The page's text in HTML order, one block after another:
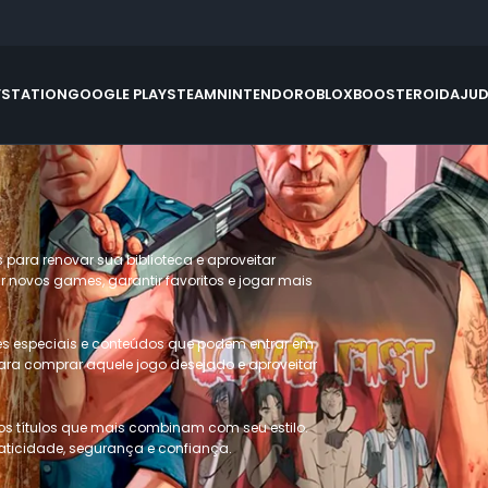
GOOGLE PLAYSTEAMNINTENDOROBLOXBOOSTEROID
para renovar sua biblioteca e aproveitar
novos games, garantir favoritos e jogar mais
especiais e conteúdos que podem entrar em
comprar aquele jogo desejado e aproveitar
títulos que mais combinam com seu estilo.
segurança e confiança.